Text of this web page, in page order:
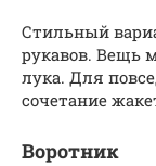
Стильный
рукавов. Вещь
лука. Для
сочетание
Воротник